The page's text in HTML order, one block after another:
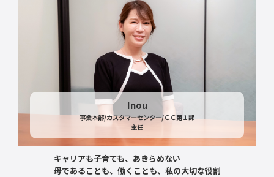
Inou
事業本部/カスタマーセンター/ＣＣ第１課
主任
キャリアも子育ても、あきらめない──
母であることも、働くことも、私の大切な役割